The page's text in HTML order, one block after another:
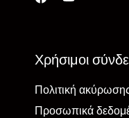
Χρήσιμοι
Πολιτική
Προσωπικά